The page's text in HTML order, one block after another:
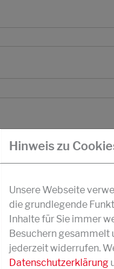
Hinweis zu
Unsere Webseite
die grundlegende
Inhalte für Sie immer
Besuchern gesammelt
jederzeit widerrufen.
Datenschutzerklärung